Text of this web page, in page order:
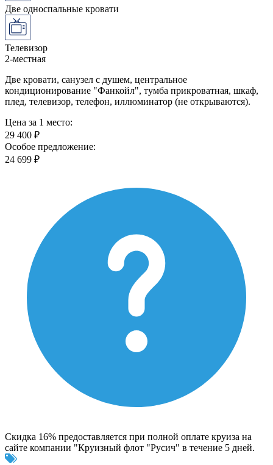
Две односпальные кровати
Телевизор
2-местная
Две кровати, санузел с душем, центральное
кондиционирование "Фанкойл", тумба прикроватная, шкаф,
плед, телевизор, телефон, иллюминатор (не открываются).
Цена за 1 место:
29 400 ₽
Особое предложение:
24 699 ₽
Скидка 16% предоставляется при полной оплате круиза на
сайте компании "Круизный флот "Русич" в течение 5 дней.